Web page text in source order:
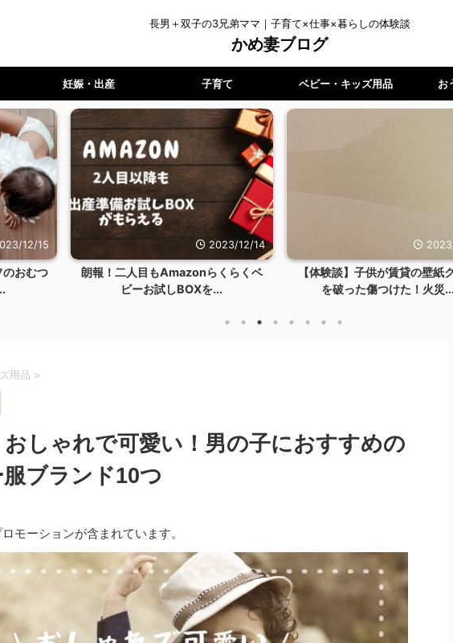
長男＋双子の3兄弟ママ｜子育て×仕事×暮らしの体験談
かめ妻ブログ
妊娠・出産 子育て ベビー・キッズ用品 お
12/15
おむつ
2023/12/14
朗報！二人目もAmazonらくらくベ
ビーお試しBOXを...
【体験談】子供が賃貸の壁紙
を破った傷つけた！火災
用品 >
おしゃれで可愛い！男の子におすすめの
ブランド10つ
モーションが含まれています。